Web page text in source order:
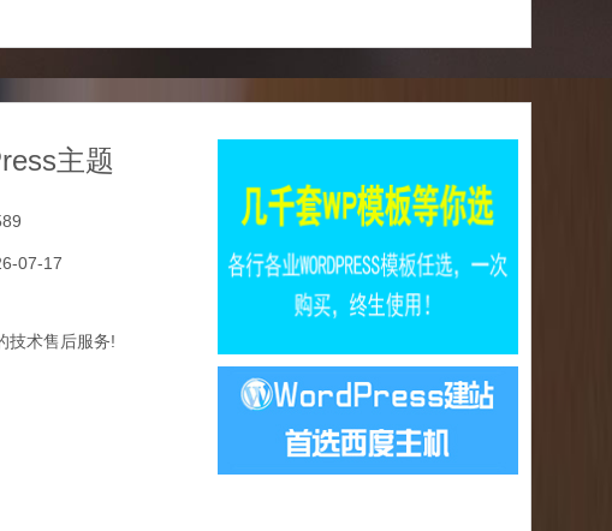
主题
07-17
技术售后服务!